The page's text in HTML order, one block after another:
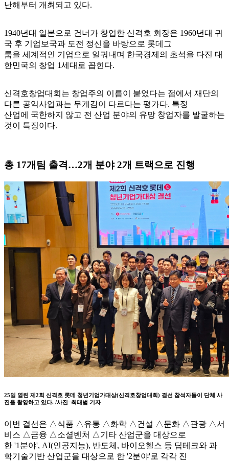
난해부터 개최되고 있다.
1940년대 일본으로 건너가 창업한 신격호 회장은 1960년대 귀
국 후 기업보국과 도전 정신을 바탕으로 롯데그
룹을 세계적인 기업으로 일궈내며 한국경제의 초석을 다진 대
한민국의 창업 1세대로 꼽힌다.
신격호창업대회는 창업주의 이름이 붙었다는 점에서 재단의
다른 공익사업과는 무게감이 다르다는 평가다. 특정
산업에 국한하지 않고 전 산업 분야의 유망 창업자를 발굴하는
것이 특징이다.
총 17개팀 출격…2개 분야 2개 트랙으로 진행
25일 열린 제2회 신격호 롯데 청년기업가대상(신격호창업대회) 결선 참석자들이 단체 사
진을 촬영하고 있다. /사진=최태범 기자
이번 결선은 △식품 △유통 △화학 △건설 △문화 △관광 △서
비스 △금융 △소셜벤처 △기타 산업군을 대상으로
한 '1분야', AI(인공지능), 반도체, 바이오헬스 등 딥테크와 과
학기술기반 산업군을 대상으로 한 '2분야'로 각각 진